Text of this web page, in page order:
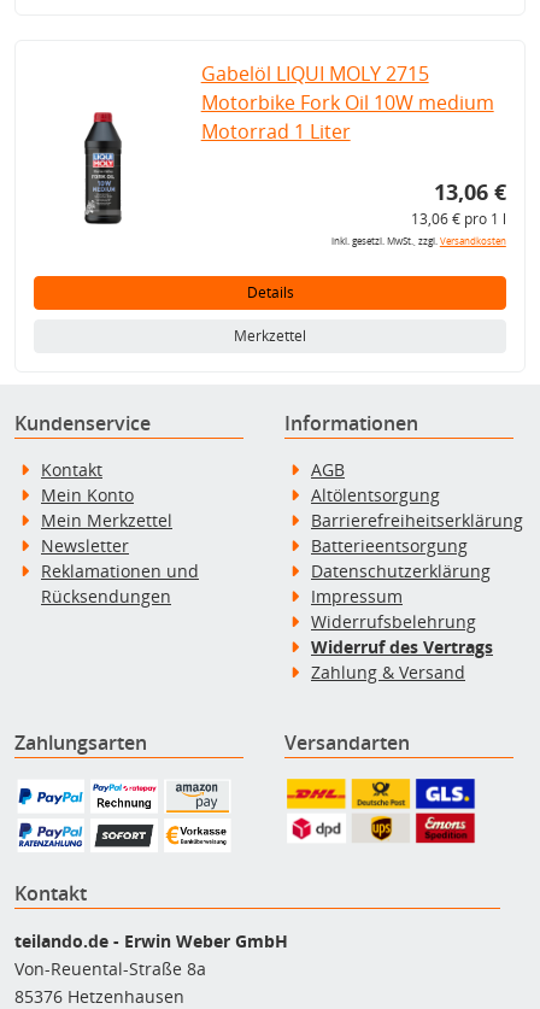
Gabelöl LIQUI MOLY 2715
Motorbike Fork Oil 10W medium
Motorrad 1 Liter
13,06 €
13,06 € pro 1 l
inkl. gesetzl. MwSt., zzgl.Versandkosten
Details
Merkzettel
Kundenservice
Kontakt
Mein Konto
Mein Merkzettel
Newsletter
Reklamationen und
Rücksendungen
Informationen
AGB
Altölentsorgung
Barrierefreiheitserklärung
Batterieentsorgung
Datenschutzerklärung
Impressum
Widerrufsbelehrung
Widerruf des Vertrags
Zahlung & Versand
Zahlungsarten Versandarten
Kontakt
teilando.de - Erwin Weber GmbH
Von-Reuental-Straße 8a
85376 Hetzenhausen